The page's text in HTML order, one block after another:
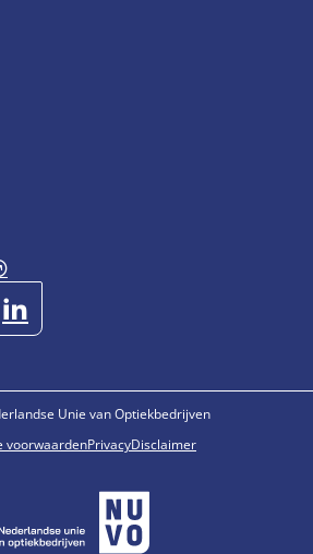
Unie van Optiekbedrijven
voorwaardenPrivacyDisclaimer